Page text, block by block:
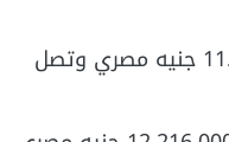
أسعار الفلل: تبدأ من 11.550.000 جنيه مصري وتصل